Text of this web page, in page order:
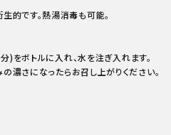
的です。熱湯消毒も可能。
をボトルに入れ、水を注ぎ入れます。
濃さになったらお召し上がりください。